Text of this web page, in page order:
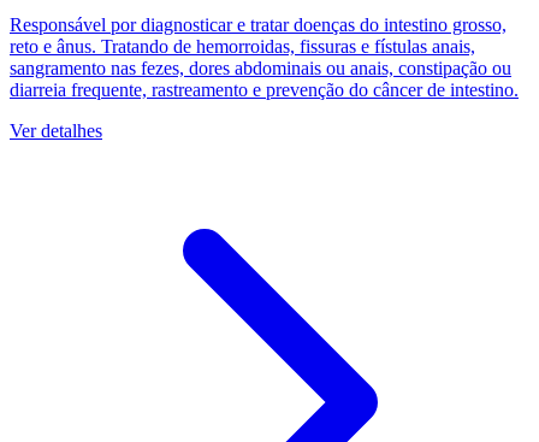
Responsável por diagnosticar e tratar doenças do intestino grosso,
reto e ânus. Tratando de hemorroidas, fissuras e fístulas anais,
sangramento nas fezes, dores abdominais ou anais, constipação ou
diarreia frequente, rastreamento e prevenção do câncer de intestino.
Ver detalhes